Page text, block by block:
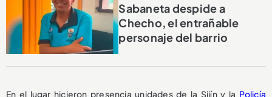
Sabaneta despide a
Checho, el entrañable
personaje del barrio
En el lugar hicieron presencia unidades de la Sijín y la Policía